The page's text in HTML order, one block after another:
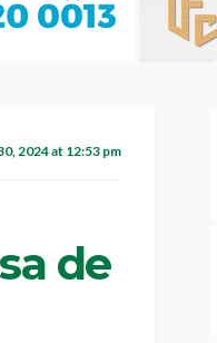
2024 at 12:53 pm
de